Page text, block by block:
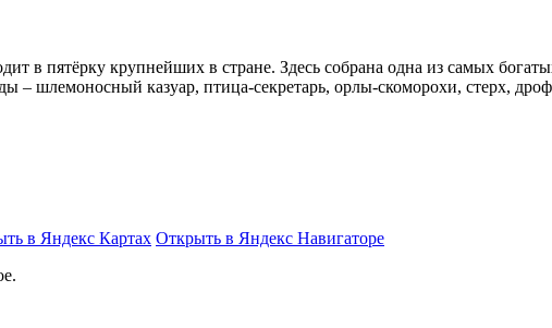
в пятёрку крупнейших в стране. Здесь собрана одна из самых
– шлемоносный казуар, птица-секретарь, орлы-скоморохи, стерх,
в Яндекс Картах Открыть в Яндекс Навигаторе